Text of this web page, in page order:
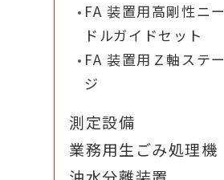
FA 装置用高剛性ニー
ドルガイドセット
FA 装置用Ｚ軸ステー
ジ
測定設備
業務用生ごみ処理機